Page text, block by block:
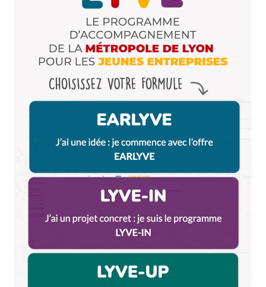
quartier (décompte d’hier 16h00 parce que ça
bouge très vite)(#uniformisationgalopante)…On
veut des rades de quartier (#PMUpower)
(Désolé pour le mode troll…mais bon…
Répondre
ahaha je me suis demandée si ce n’était pas ma
moitié qui avait écrit ce commentaire
lui aussi
est contre l’invasion des coffee shop dans notre
chouette quartier et prône un retour aux
sources des cafés simples, dans leur jus. J’avoue
que même en tant que fan des coffee shop je
commence à trouver qu’ils se ressemblent tous
et que l’on y mange toujours les mêmes
gourmandises. Promis, je suis sur l’écriture d’un
nouvel article qui va beaucoup vous plaire
Christina Cordeliers
23 février 2017 à 15 h 32 min